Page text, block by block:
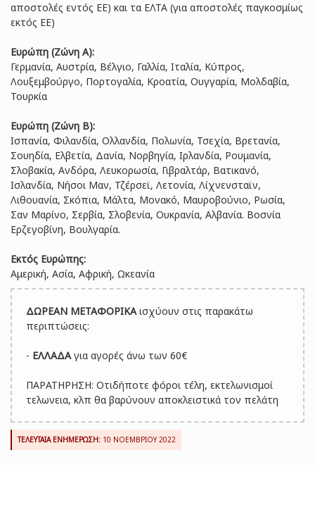
αποστολές εντός ΕΕ) και τα ΕΛΤΑ (για αποστολές παγκοσμίως
εκτός ΕΕ)
Ευρώπη (Ζώνη Α):
Γερμανία, Αυστρία, Βέλγιο, Γαλλία, Ιταλία, Κύπρος,
Λουξεμβούργο, Πορτογαλία, Κροατία, Ουγγαρία, Μολδαβία,
Τουρκία
Ευρώπη (Ζώνη B):
Ισπανία, Φιλανδία, Ολλανδία, Πολωνία, Τσεχία, Βρετανία,
Σουηδία, Ελβετία, Δανία, Νορβηγία, Ιρλανδία, Ρουμανία,
Σλοβακία, Ανδόρα, Λευκορωσία, Γιβραλτάρ, Βατικανό,
Ισλανδία, Νήσοι Μαν, Τζέρσεϊ, Λετονία, Λίχνενσταϊν,
Λιθουανία, Σκόπια, Μάλτα, Μονακό, Μαυροβούνιο, Ρωσία,
Σαν Μαρίνο, Σερβία, Σλοβενία, Ουκρανία, Αλβανία. Βοσνία
Ερζεγοβίνη, Βουλγαρία.
Εκτός Ευρώπης:
Αμερική, Ασία, Αφρική, Ωκεανία
ΔΩΡΕΑΝ ΜΕΤΑΦΟΡΙΚΑισχύουν στις παρακάτω
περιπτώσεις:
- ΕΛΛΑΔΑγια αγορές άνω των 60€
ΠΑΡΑΤΗΡΗΣΗ: Οτιδήποτε φόροι τέλη, εκτελωνισμοί
τελωνεια, κλπ θα βαρύνουν αποκλειστικά τον πελάτη
ΤΕΛΕΥΤΑΙΑ ΕΝΗΜΕΡΩΣΗ: 10 ΝΟΕΜΒΡΙΟΥ 2022